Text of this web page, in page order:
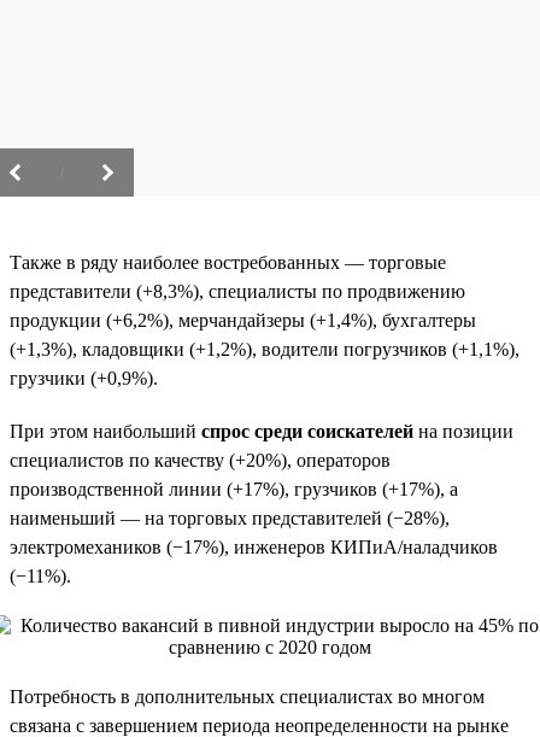
Также в ряду наиболее востребованных — торговые
представители (+8,3%), специалисты по продвижению
продукции (+6,2%), мерчандайзеры (+1,4%), бухгалтеры
(+1,3%), кладовщики (+1,2%), водители погрузчиков (+1,1%),
грузчики (+0,9%).
При этом наибольший спрос среди соискателей на позиции
специалистов по качеству (+20%), операторов
производственной линии (+17%), грузчиков (+17%), а
наименьший — на торговых представителей (−28%),
электромехаников (−17%), инженеров КИПиА/наладчиков
(−11%).
Потребность в дополнительных специалистах во многом
связана с завершением периода неопределенности на рынке